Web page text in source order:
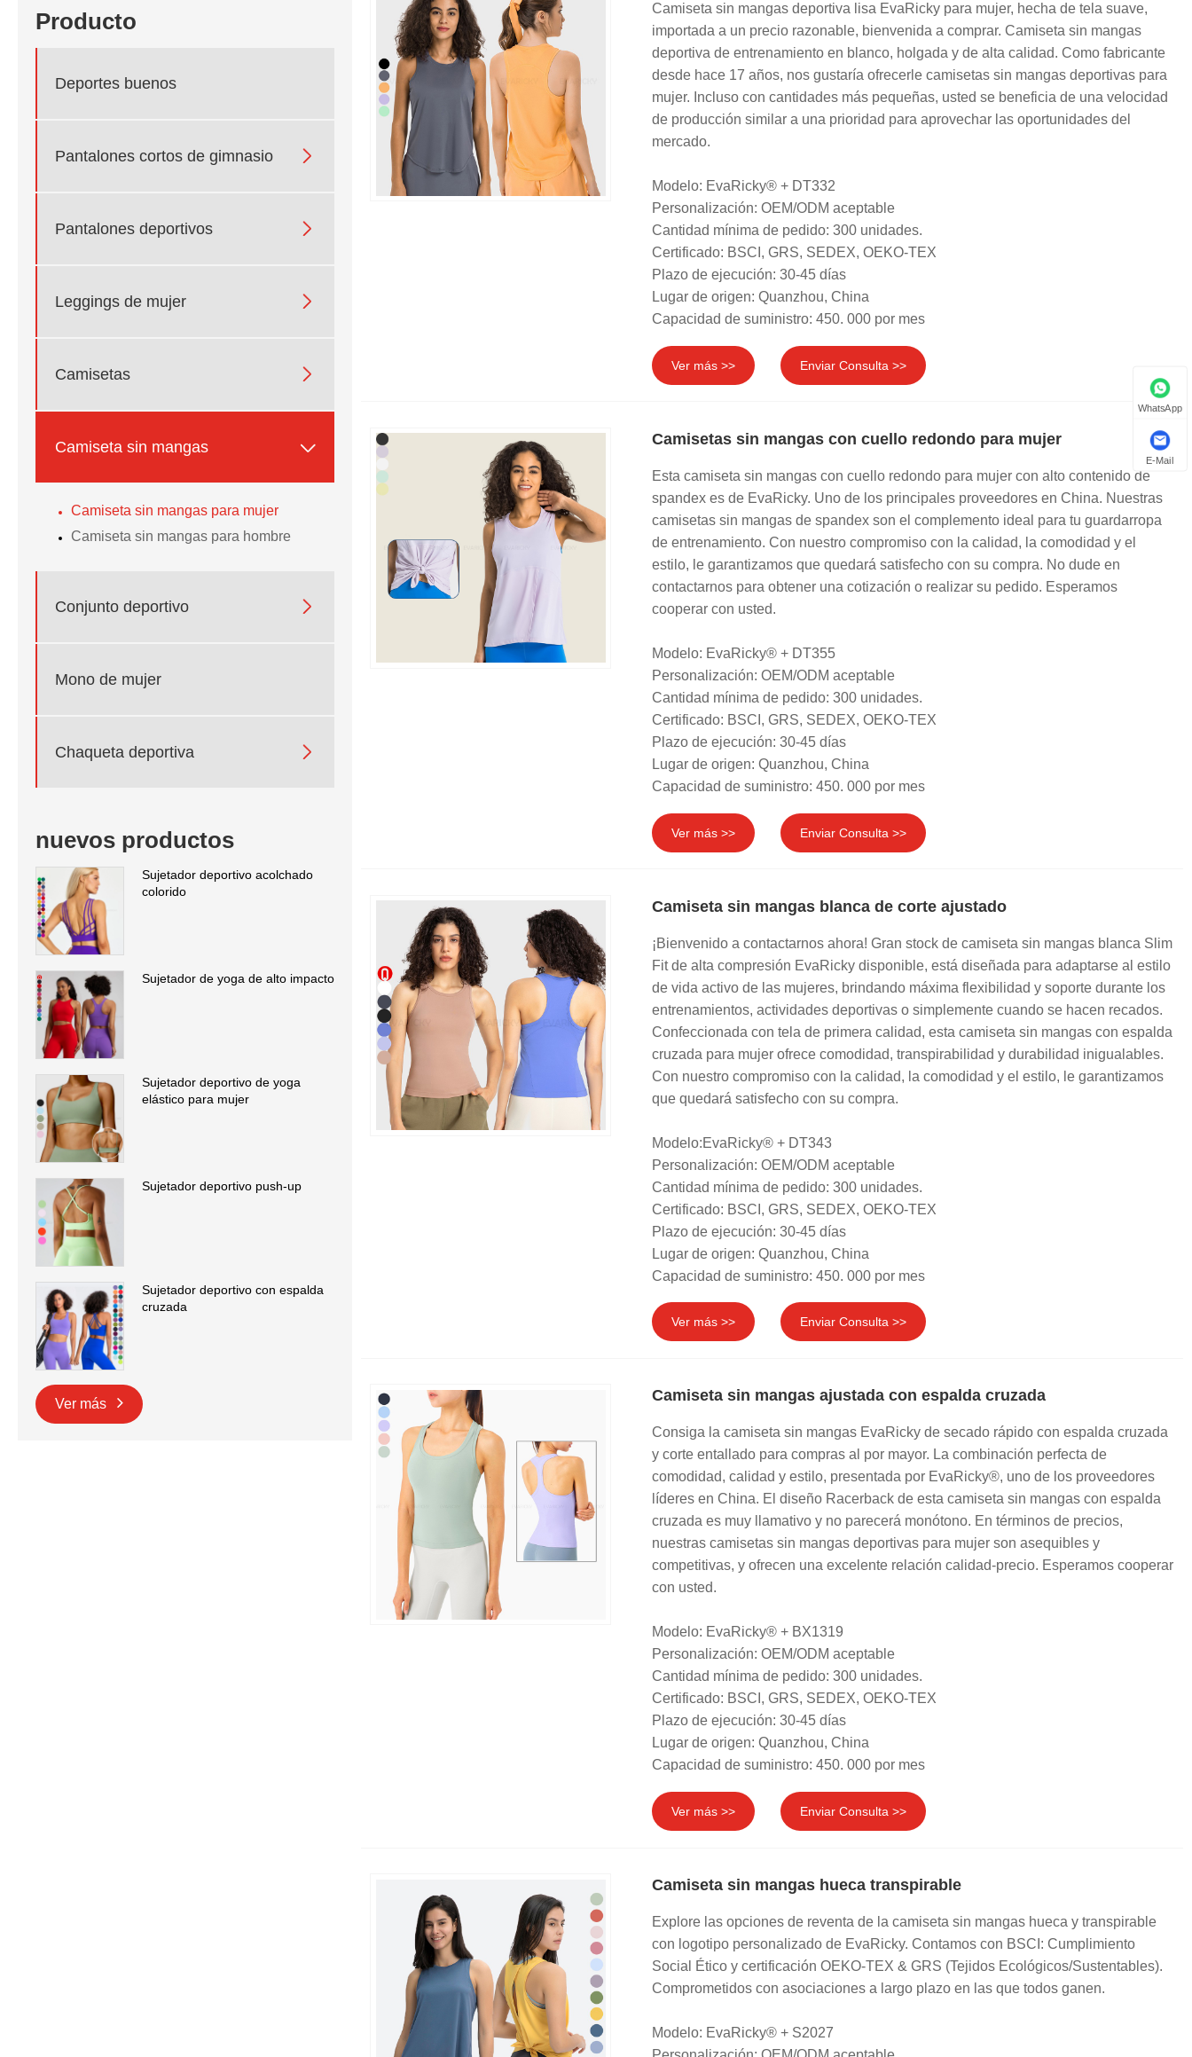
Producto
Deportes buenos
Pantalones cortos de gimnasio 
Pantalones deportivos 
Leggings de mujer 
Camisetas 
Camiseta sin mangas 
Camiseta sin mangas para mujer
Camiseta sin mangas para hombre
Conjunto deportivo 
Mono de mujer
Chaqueta deportiva 
nuevos productos
Sujetador deportivo acolchado
colorido
Sujetador de yoga de alto impacto
Sujetador deportivo de yoga
elástico para mujer
Sujetador deportivo push-up
Sujetador deportivo con espalda
cruzada
Ver más
Camiseta sin mangas deportiva lisa EvaRicky para mujer, hecha de tela suave,
importada a un precio razonable, bienvenida a comprar. Camiseta sin mangas
deportiva de entrenamiento en blanco, holgada y de alta calidad. Como fabricante
desde hace 17 años, nos gustaría ofrecerle camisetas sin mangas deportivas para
mujer. Incluso con cantidades más pequeñas, usted se beneficia de una velocidad
de producción similar a una prioridad para aprovechar las oportunidades del
mercado.
Modelo: EvaRicky® + DT332
Personalización: OEM/ODM aceptable
Cantidad mínima de pedido: 300 unidades.
Certificado: BSCI, GRS, SEDEX, OEKO-TEX
Plazo de ejecución: 30-45 días
Lugar de origen: Quanzhou, China
Capacidad de suministro: 450. 000 por mes
Ver más >> Enviar Consulta >>
Camisetas sin mangas con cuello redondo para mujer
Esta camiseta sin mangas con cuello redondo para mujer con alto contenido de
spandex es de EvaRicky. Uno de los principales proveedores en China. Nuestras
camisetas sin mangas de spandex son el complemento ideal para tu guardarropa
de entrenamiento. Con nuestro compromiso con la calidad, la comodidad y el
estilo, le garantizamos que quedará satisfecho con su compra. No dude en
contactarnos para obtener una cotización o realizar su pedido. Esperamos
cooperar con usted.
Modelo: EvaRicky® + DT355
Personalización: OEM/ODM aceptable
Cantidad mínima de pedido: 300 unidades.
Certificado: BSCI, GRS, SEDEX, OEKO-TEX
Plazo de ejecución: 30-45 días
Lugar de origen: Quanzhou, China
Capacidad de suministro: 450. 000 por mes
Ver más >> Enviar Consulta >>
Camiseta sin mangas blanca de corte ajustado
¡Bienvenido a contactarnos ahora! Gran stock de camiseta sin mangas blanca Slim
Fit de alta compresión EvaRicky disponible, está diseñada para adaptarse al estilo
de vida activo de las mujeres, brindando máxima flexibilidad y soporte durante los
entrenamientos, actividades deportivas o simplemente cuando se hacen recados.
Confeccionada con tela de primera calidad, esta camiseta sin mangas con espalda
cruzada para mujer ofrece comodidad, transpirabilidad y durabilidad inigualables.
Con nuestro compromiso con la calidad, la comodidad y el estilo, le garantizamos
que quedará satisfecho con su compra.
Modelo:EvaRicky® + DT343
Personalización: OEM/ODM aceptable
Cantidad mínima de pedido: 300 unidades.
Certificado: BSCI, GRS, SEDEX, OEKO-TEX
Plazo de ejecución: 30-45 días
Lugar de origen: Quanzhou, China
Capacidad de suministro: 450. 000 por mes
Ver más >> Enviar Consulta >>
Camiseta sin mangas ajustada con espalda cruzada
Consiga la camiseta sin mangas EvaRicky de secado rápido con espalda cruzada
y corte entallado para compras al por mayor. La combinación perfecta de
comodidad, calidad y estilo, presentada por EvaRicky®, uno de los proveedores
líderes en China. El diseño Racerback de esta camiseta sin mangas con espalda
cruzada es muy llamativo y no parecerá monótono. En términos de precios,
nuestras camisetas sin mangas deportivas para mujer son asequibles y
competitivas, y ofrecen una excelente relación calidad-precio. Esperamos cooperar
con usted.
Modelo: EvaRicky® + BX1319
Personalización: OEM/ODM aceptable
Cantidad mínima de pedido: 300 unidades.
Certificado: BSCI, GRS, SEDEX, OEKO-TEX
Plazo de ejecución: 30-45 días
Lugar de origen: Quanzhou, China
Capacidad de suministro: 450. 000 por mes
Ver más >> Enviar Consulta >>
Camiseta sin mangas hueca transpirable
Explore las opciones de reventa de la camiseta sin mangas hueca y transpirable
con logotipo personalizado de EvaRicky. Contamos con BSCI: Cumplimiento
Social Ético y certificación OEKO-TEX & GRS (Tejidos Ecológicos/Sustentables).
Comprometidos con asociaciones a largo plazo en las que todos ganen.
Modelo: EvaRicky® + S2027
WhatsApp
E-Mail